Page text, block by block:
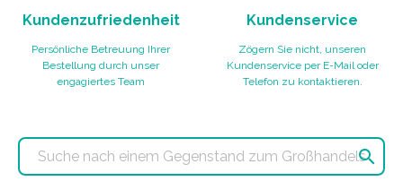
Kundenzufriedenheit
Persönliche Betreuung Ihrer
Bestellung durch unser
engagiertes Team
Kundenservice
Zögern Sie nicht, unseren
Kundenservice per E-Mail oder
Telefon zu kontaktieren.
